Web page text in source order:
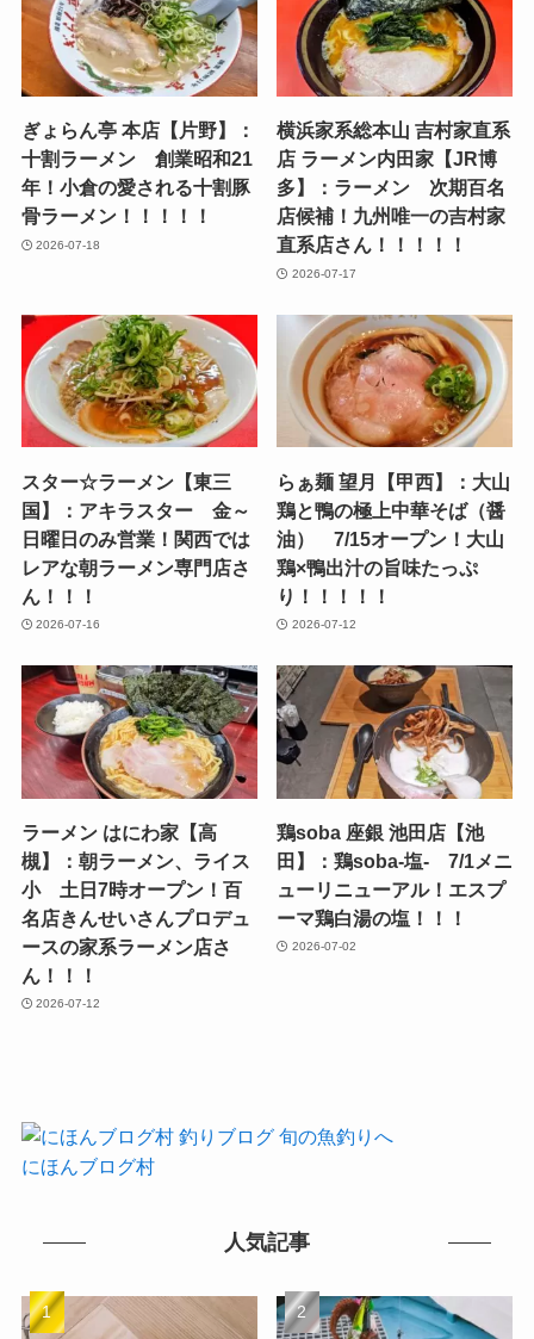
ぎょらん亭 本店【片野】：
十割ラーメン 創業昭和21
年！小倉の愛される十割豚
骨ラーメン！！！！！
2026-07-18
横浜家系総本山 吉村家直系
店 ラーメン内田家【JR博
多】：ラーメン 次期百名
店候補！九州唯一の吉村家
直系店さん！！！！！
2026-07-17
スター☆ラーメン【東三
国】：アキラスター 金～
日曜日のみ営業！関西では
レアな朝ラーメン専門店さ
ん！！！
2026-07-16
らぁ麺 望月【甲西】：大山
鶏と鴨の極上中華そば（醤
油） 7/15オープン！大山
鶏×鴨出汁の旨味たっぷ
り！！！！！
2026-07-12
ラーメン はにわ家【高
槻】：朝ラーメン、ライス
小 土日7時オープン！百
名店きんせいさんプロデュ
ースの家系ラーメン店さ
ん！！！
2026-07-12
鶏soba 座銀 池田店【池
田】：鶏soba-塩- 7/1メニ
ューリニューアル！エスプ
ーマ鶏白湯の塩！！！
2026-07-02
にほんブログ村
人気記事